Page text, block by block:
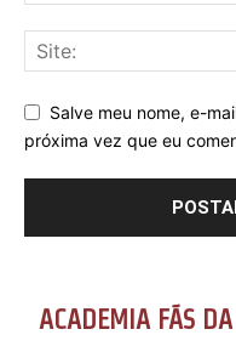
Salve meu nome, e-
próxima vez que eu
ACADEMIA FÃS